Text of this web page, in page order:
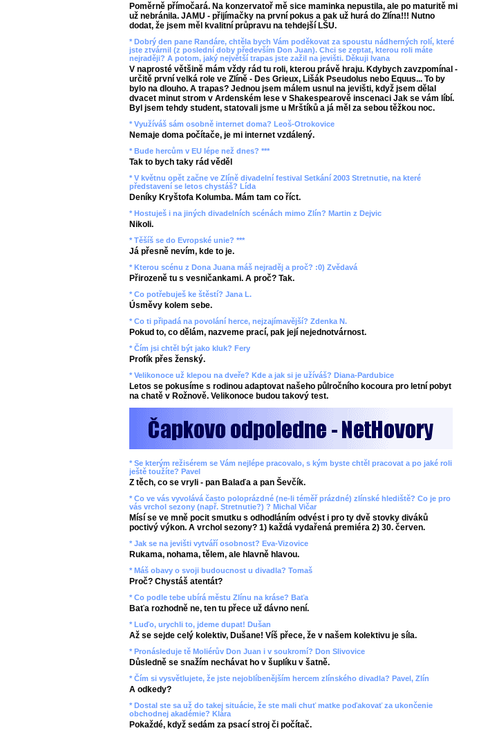
Poměrně přímočará. Na konzervatoř mě sice maminka nepustila, ale po maturitě mi
už nebránila. JAMU - přijímačky na první pokus a pak už hurá do Zlína!!! Nutno
dodat, že jsem měl kvalitní průpravu na tehdejší LŠU.
* Dobrý den pane Randáre, chtěla bych Vám poděkovat za spoustu nádherných rolí, které
jste ztvárnil (z poslední doby především Don Juan). Chci se zeptat, kterou roli máte
nejraději? A potom, jaký největší trapas jste zažil na jevišti. Děkuji Ivana
V naprosté většině mám vždy rád tu roli, kterou právě hraju. Kdybych zavzpomínal -
určitě první velká role ve Zlíně - Des Grieux, Lišák Pseudolus nebo Equus... To by
bylo na dlouho. A trapas? Jednou jsem málem usnul na jevišti, když jsem dělal
dvacet minut strom v Ardenském lese v Shakespearově inscenaci Jak se vám líbí.
Byl jsem tehdy student, statovali jsme u Mrštíků a já měl za sebou těžkou noc.
* Využíváš sám osobně internet doma? Leoš-Otrokovice
Nemaje doma počítače, je mi internet vzdálený.
* Bude hercům v EU lépe než dnes? ***
Tak to bych taky rád věděl
* V květnu opět začne ve Zlíně divadelní festival Setkání 2003 Stretnutie, na které
představení se letos chystáš? Lída
Deníky Kryštofa Kolumba. Mám tam co říct.
* Hostuješ i na jiných divadelních scénách mimo Zlín? Martin z Dejvic
Nikoli.
* Těšíš se do Evropské unie? ***
Já přesně nevím, kde to je.
* Kterou scénu z Dona Juana máš nejraděj a proč? :0) Zvědavá
Přirozeně tu s vesničankami. A proč? Tak.
* Co potřebuješ ke štěstí? Jana L.
Úsměvy kolem sebe.
* Co ti připadá na povolání herce, nejzajímavější? Zdenka N.
Pokud to, co dělám, nazveme prací, pak její nejednotvárnost.
* Čím jsi chtěl být jako kluk? Fery
Profík přes ženský.
* Velikonoce už klepou na dveře? Kde a jak si je užíváš? Diana-Pardubice
Letos se pokusíme s rodinou adaptovat našeho půlročního kocoura pro letní pobyt
na chatě v Rožnově. Velikonoce budou takový test.
* Se kterým režisérem se Vám nejlépe pracovalo, s kým byste chtěl pracovat a po jaké roli
ještě toužíte? Pavel
Z těch, co se vryli - pan Balaďa a pan Ševčík.
* Co ve vás vyvolává často poloprázdné (ne-li téměř prázdné) zlínské hlediště? Co je pro
vás vrchol sezony (např. Stretnutie?) ? Michal Vičar
Mísí se ve mně pocit smutku s odhodláním odvést i pro ty dvě stovky diváků
poctivý výkon. A vrchol sezony? 1) každá vydařená premiéra 2) 30. červen.
* Jak se na jevišti vytváří osobnost? Eva-Vizovice
Rukama, nohama, tělem, ale hlavně hlavou.
* Máš obavy o svoji budoucnost u divadla? Tomaš
Proč? Chystáš atentát?
* Co podle tebe ubírá městu Zlínu na kráse? Baťa
Baťa rozhodně ne, ten tu přece už dávno není.
* Luďo, urychli to, jdeme dupat! Dušan
Až se sejde celý kolektiv, Dušane! Víš přece, že v našem kolektivu je síla.
* Pronásleduje tě Moliérův Don Juan i v soukromí? Don Slivovice
Důsledně se snažím nechávat ho v šuplíku v šatně.
* Čím si vysvětlujete, že jste nejoblíbenějším hercem zlínského divadla? Pavel, Zlín
A odkedy?
* Dostal ste sa už do takej situácie, že ste mali chuť matke poďakovať za ukončenie
obchodnej akadémie? Klára
Pokaždé, když sedám za psací stroj či počítač.